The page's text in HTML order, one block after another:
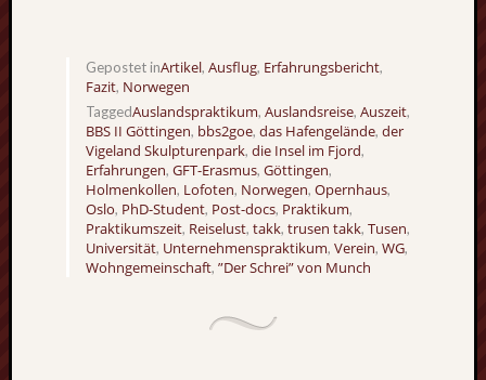
Gepostet inArtikel, Ausflug, Erfahrungsbericht,
Fazit, Norwegen
TaggedAuslandspraktikum, Auslandsreise, Auszeit,
BBS II Göttingen, bbs2goe, das Hafengelände, der
Vigeland Skulpturenpark, die Insel im Fjord,
Erfahrungen, GFT-Erasmus, Göttingen,
Holmenkollen, Lofoten, Norwegen, Opernhaus,
Oslo, PhD-Student, Post-docs, Praktikum,
Praktikumszeit, Reiselust, takk, trusen takk, Tusen,
Universität, Unternehmenspraktikum, Verein, WG,
Wohngemeinschaft, ”Der Schrei” von Munch